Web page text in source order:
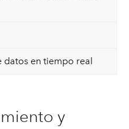
datos en tiempo real
y